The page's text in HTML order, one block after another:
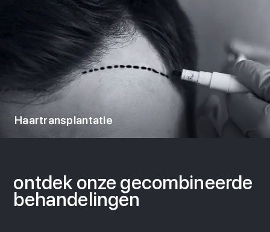
Haartransplantatie
ontdek onze gecombineerde
behandelingen